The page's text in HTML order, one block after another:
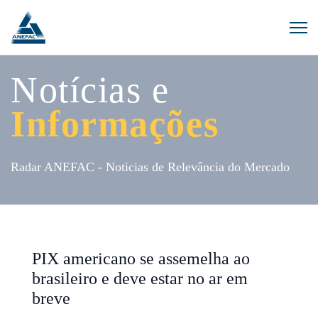
Notícias e
Informações
Radar ANEFAC - Noticias de Relevância do Mercado
PIX americano se assemelha ao
brasileiro e deve estar no ar em
breve